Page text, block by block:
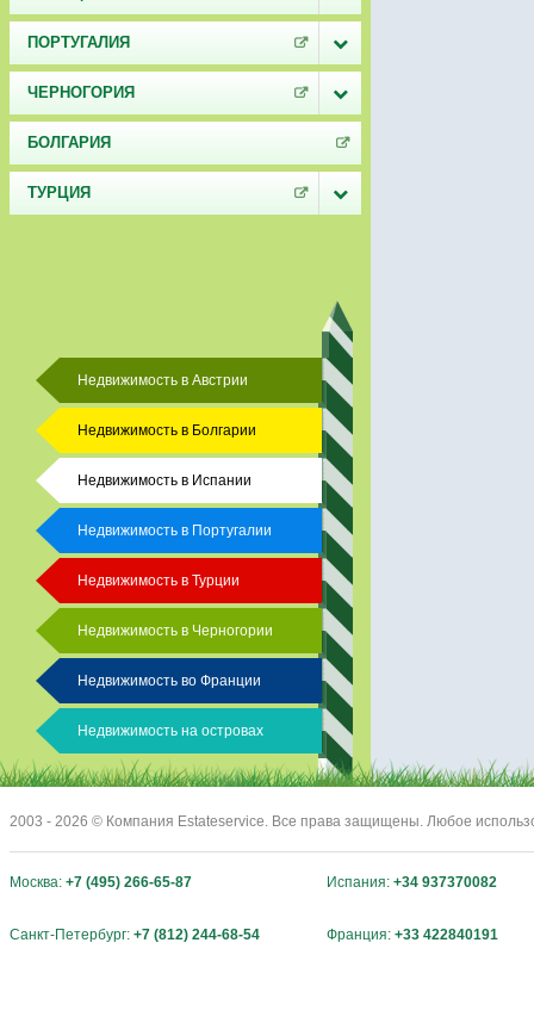
ПОРТУГАЛИЯ
ЧЕРНОГОРИЯ
БОЛГАРИЯ
ТУРЦИЯ
Недвижимость в Австрии
Недвижимость в Болгарии
Недвижимость в Испании
Недвижимость в Португалии
Недвижимость в Турции
Недвижимость в Черногории
Недвижимость во Франции
Недвижимость на островах
2003 - 2026 © Компания Estateservice. Все права защищены. Любое
Москва: +7 (495) 266-65-87 Испания: +34 937370082
Санкт-Петербург: +7 (812) 244-68-54 Франция: +33 422840191